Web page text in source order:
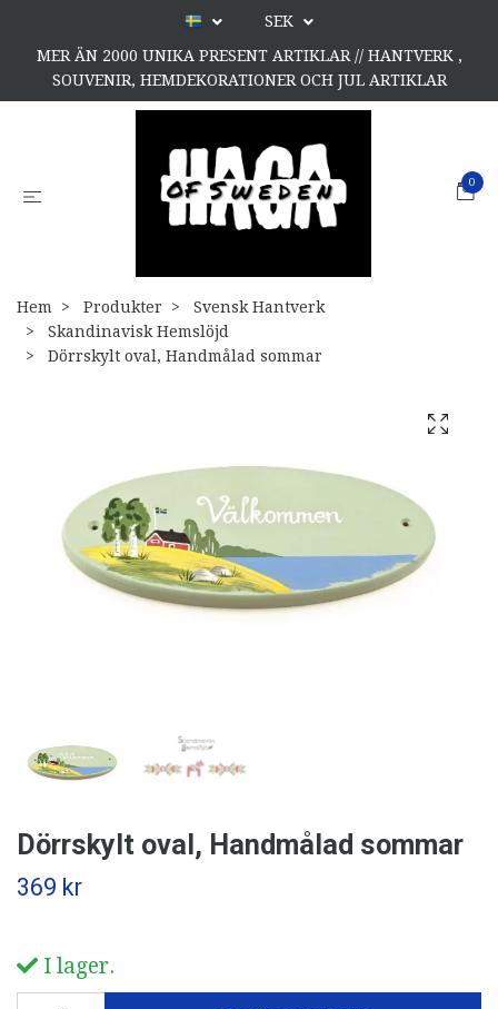
SEK
MER ÄN 2000 UNIKA PRESENT ARTIKLAR // HANTVERK ,
SOUVENIR, HEMDEKORATIONER OCH JUL ARTIKLAR
0
Hem Produkter
Svensk Hantverk
Skandinavisk Hemslöjd
Dörrskylt oval, Handmålad sommar
Dörrskylt oval, Handmålad sommar
369 kr
I lager.